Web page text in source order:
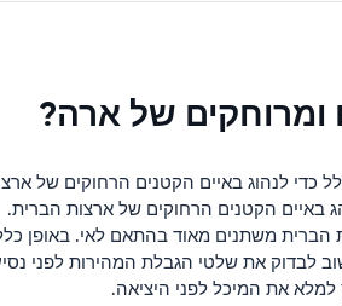
ומרוחקים של ארה?
כדי לנהוג באיים הקטנים הרחוקים של
באיים הקטנים הרחוקים של ארצות הברית.
משתנים מאוד בהתאם לאי. באופן
לבדוק את שלטי הגבלת המהירות לפני
את המיכל לפני היציאה.